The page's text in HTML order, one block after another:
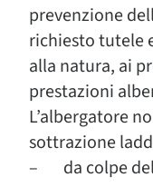
prevenzione
richiesto tutele
alla natura, ai
prestazioni
L’albergatore
sottrazione
– da colpe del